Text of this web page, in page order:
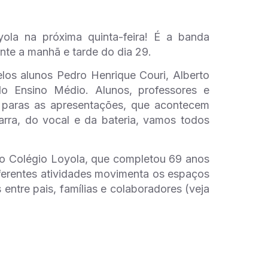
na próxima quinta-feira! É a banda
a manhã e tarde do dia 29.
alunos Pedro Henrique Couri, Alberto
Ensino Médio. Alunos, professores e
as apresentações, que acontecem
do vocal e da bateria, vamos todos
Colégio Loyola, que completou 69 anos
atividades movimenta os espaços
pais, famílias e colaboradores (veja